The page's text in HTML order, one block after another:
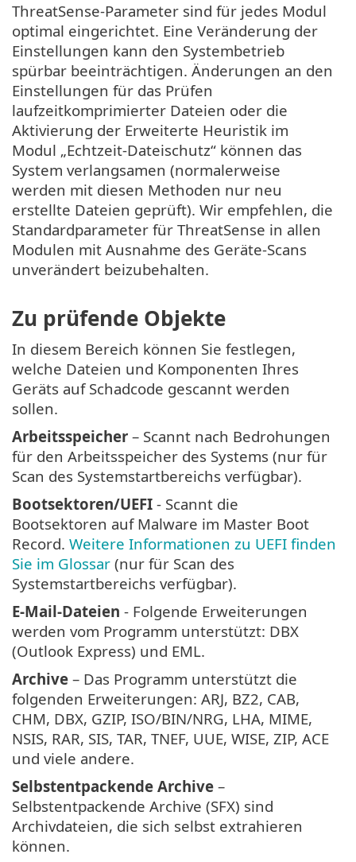
ThreatSense-Parameter sind für jedes Modul
optimal eingerichtet. Eine Veränderung der
Einstellungen kann den Systembetrieb
spürbar beeinträchtigen. Änderungen an den
Einstellungen für das Prüfen
laufzeitkomprimierter Dateien oder die
Aktivierung der Erweiterte Heuristik im
Modul „Echtzeit-Dateischutz“ können das
System verlangsamen (normalerweise
werden mit diesen Methoden nur neu
erstellte Dateien geprüft). Wir empfehlen, die
Standardparameter für ThreatSense in allen
Modulen mit Ausnahme des Geräte-Scans
unverändert beizubehalten.
Zu prüfende Objekte
In diesem Bereich können Sie festlegen,
welche Dateien und Komponenten Ihres
Geräts auf Schadcode gescannt werden
sollen.
Arbeitsspeicher – Scannt nach Bedrohungen
für den Arbeitsspeicher des Systems (nur für
Scan des Systemstartbereichs verfügbar).
Bootsektoren/UEFI - Scannt die
Bootsektoren auf Malware im Master Boot
Record. Weitere Informationen zu UEFI finden
Sie im Glossar (nur für Scan des
Systemstartbereichs verfügbar).
E-Mail-Dateien - Folgende Erweiterungen
werden vom Programm unterstützt: DBX
(Outlook Express) und EML.
Archive – Das Programm unterstützt die
folgenden Erweiterungen: ARJ, BZ2, CAB,
CHM, DBX, GZIP, ISO/BIN/NRG, LHA, MIME,
NSIS, RAR, SIS, TAR, TNEF, UUE, WISE, ZIP, ACE
und viele andere.
Selbstentpackende Archive –
Selbstentpackende Archive (SFX) sind
Archivdateien, die sich selbst extrahieren
können.